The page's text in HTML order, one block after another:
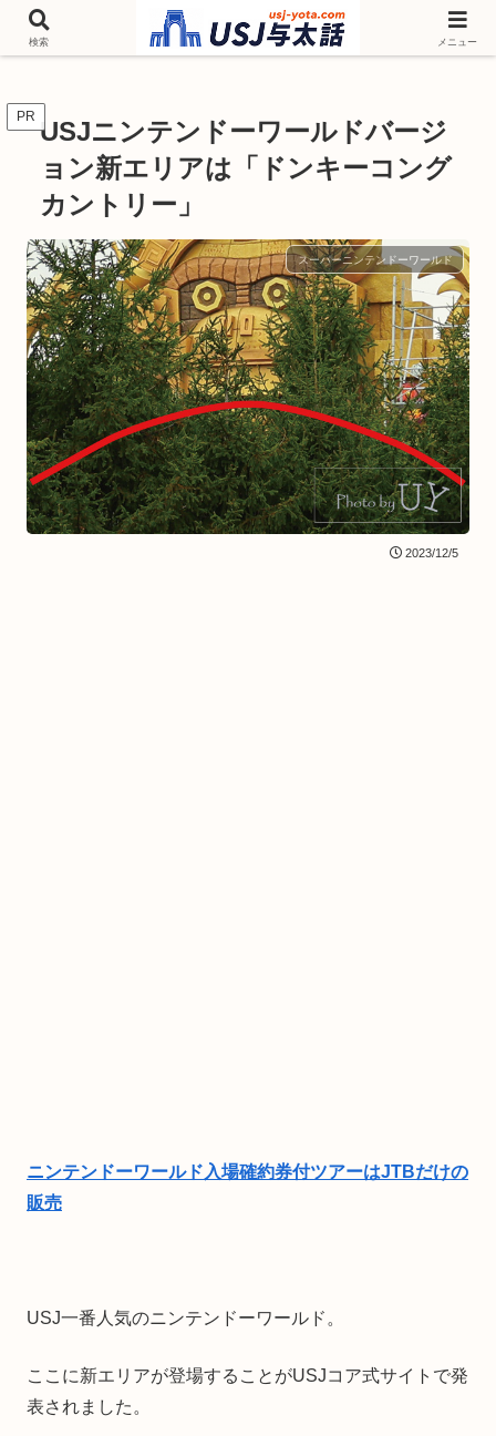
チケットやシーズンイベント ニンテンドーワールド アトラクションなどユニ
バを歩いて情報収集しています
PR USJニンテンドーワールドバージ
ョン新エリアは「ドンキーコング
カントリー」
スーパーニンテンドーワールド
2023/12/5
ニンテンドーワールド入場確約券付ツアーはJTBだけの
販売
USJ一番人気のニンテンドーワールド。
ここに新エリアが登場することがUSJコア式サイトで発
表されました。
検索 メニュー